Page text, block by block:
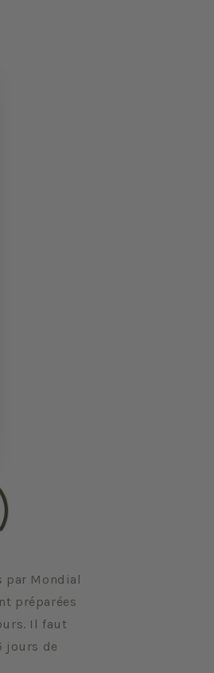
par Mondial
préparées
Il faut
jours de